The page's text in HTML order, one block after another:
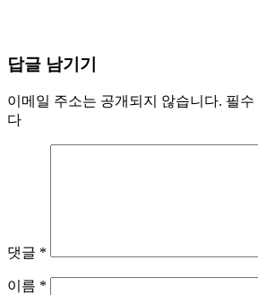
답글 남기기
이메일 주소는 공개되지 않습니다. 필수
다
댓글 *
이름 *